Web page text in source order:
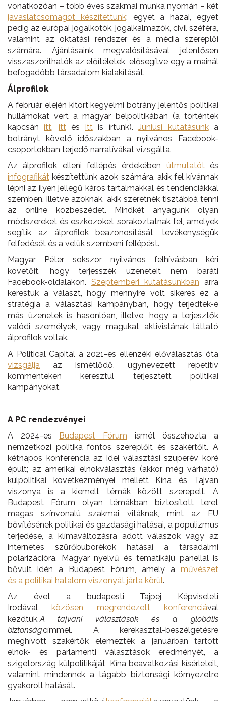
vonatkozóan – több éves szakmai munka nyomán – két
javaslatcsomagot készítettünk: egyet a hazai, egyet
pedig az európai jogalkotók, jogalkalmazók, civil széféra,
valamint az oktatási rendszer és a média szereplői
számára. Ajánlásaink megvalósításával jelentősen
visszaszoríthatók az előítéletek, elősegítve egy a mainál
befogadóbb társadalom kialakítását.
Álprofilok
A február elején kitört kegyelmi botrány jelentős politikai
hullámokat vert a magyar belpolitikában (a történtek
kapcsánitt, ittés ittis írtunk).Júniusi kutatásunka
botrányt követő időszakban a nyilvános Facebook-
csoportokban terjedő narratívákat vizsgálta.
Az álprofilok elleni fellépés érdekében útmutatótés
infografikát készítettünk azok számára, akik fel kívánnak
lépni az ilyen jellegű káros tartalmakkal és tendenciákkal
szemben, illetve azoknak, akik szeretnék tisztábbá tenni
az online közbeszédet. Mindkét anyagunk olyan
módszereket és eszközöket sorakoztatnak fel, amelyek
segítik az álprofilok beazonosítását, tevékenységük
felfedését és a velük szembeni fellépést.
Magyar Péter sokszor nyilvános felhívásban kéri
követőit, hogy terjesszék üzeneteit nem baráti
Facebook-oldalakon. Szeptemberi kutatásunkban arra
kerestük a választ, hogy mennyire volt sikeres ez a
stratégia a választási kampányban, hogy terjedtek-e
más üzenetek is hasonlóan, illetve, hogy a terjesztők
valódi személyek, vagy magukat aktivistának láttató
álprofilok voltak.
A Political Capital a 2021-es ellenzéki előválasztás óta
vizsgálja az ismétlődő, úgynevezett repetitív
kommenteken keresztül terjesztett politikai
kampányokat.
A PC rendezvényei
A 2024-es Budapest Fórum ismét összehozta a
nemzetközi politika fontos szereplőit és szakértőit. A
kétnapos konferencia az idei választási szuperév köré
épült; az amerikai elnökválasztás (akkor még várható)
külpolitikai következményei mellett Kína és Tajvan
viszonya is a kiemelt témák között szerepelt. A
Budapest Fórum olyan témákban biztosított teret
magas színvonalú szakmai vitáknak, mint az EU
bővítésének politikai és gazdasági hatásai, a populizmus
terjedése, a klímaváltozásra adott válaszok vagy az
internetes szűrőbuborékok hatásai a társadalmi
polarizációra. Magyar nyelvű és tematikájú panellal is
bővült idén a Budapest Fórum, amely a művészet
és a politikai hatalom viszonyát járta körül.
Az évet a budapesti Tajpej Képviseleti
Irodával közösen megrendezett konferenciával
kezdtük,A tajvani választások és a globális
biztonságcímmel. A kerekasztal-beszélgetésre
meghívott szakértők elemezték a januárban tartott
elnök- és parlamenti választások eredményét, a
szigetország külpolitikáját, Kína beavatkozási kísérleteit,
valamint mindennek a tágabb biztonsági környezetre
gyakorolt hatását.